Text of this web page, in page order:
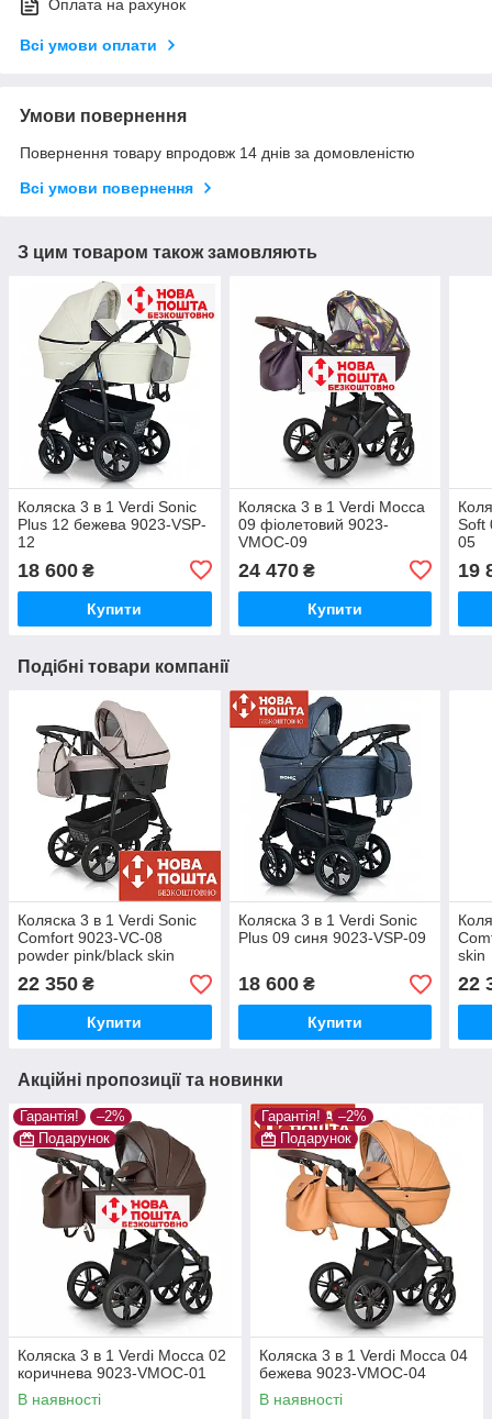
Оплата на рахунок
Всі умови оплати
Умови повернення
Повернення товару впродовж 14 днів за домовленістю
Всі умови повернення
З цим товаром також замовляють
Коляска 3 в 1 Verdi Sonic
Plus 12 бежева 9023-VSP-
12
18 600 ₴
Купити
Коляска 3 в 1 Verdi Mocca
09 фіолетовий 9023-
VMOC-09
24 470₴
Купити
Soft
05
19
Подібні товари компанії
Коляска 3 в 1 Verdi Sonic
Comfort 9023-VC-08
powder pink/black skin
22 350 ₴
Купити
Коляска 3 в 1 Verdi Sonic
Plus 09 синя 9023-VSP-09
18 600₴
Купити
skin
22
Акційні пропозиції та новинки
Гарантія!
–2%
Подарунок
Коляска 3 в 1 Verdi Mocca 02
коричнева 9023-VMOC-01
В наявності
Гарантія!
–2%
Подарунок
Коляска 3 в 1 Verdi Mocca 04
бежева 9023-VMOC-04
В наявності